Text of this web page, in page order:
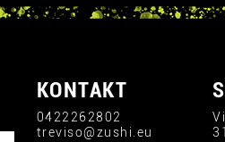
KONTAKT
0422262802
treviso@zushi.eu